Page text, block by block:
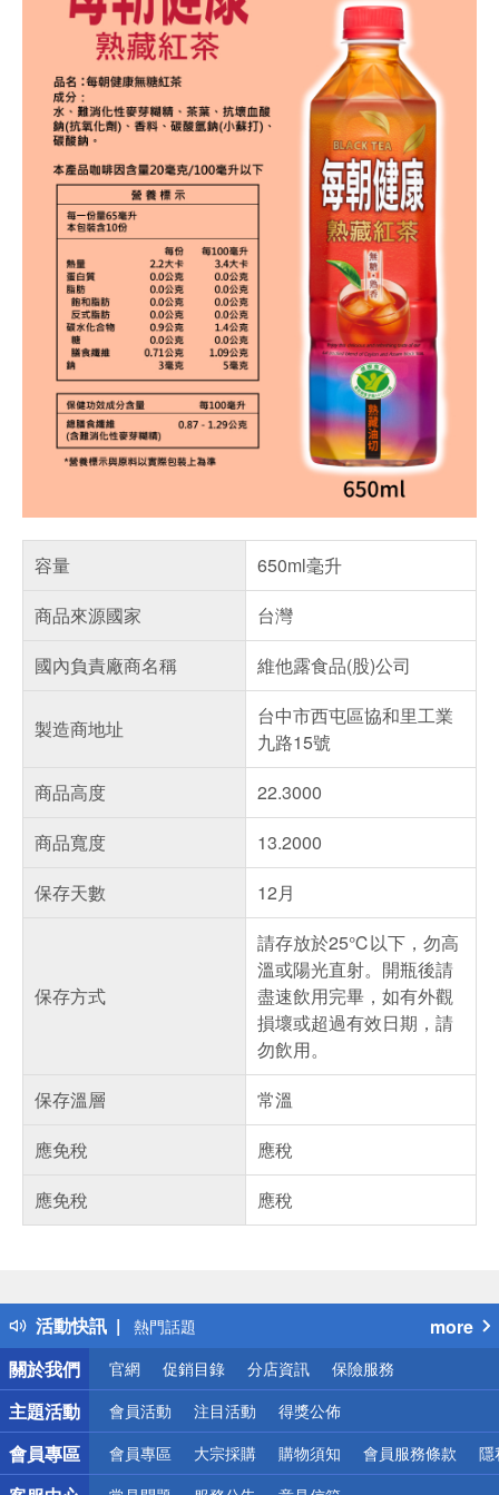
容量
650ml毫升
商品來源國家
台灣
國內負責廠商名稱
維他露食品(股)公司
製造商地址
台中市西屯區協和里工業
九路15號
商品高度
22.3000
商品寬度
13.2000
保存天數
12月
保存方式
請存放於25℃以下，勿高
溫或陽光直射。開瓶後請
盡速飲用完畢，如有外觀
損壞或超過有效日期，請
勿飲用。
保存溫層
常溫
應免稅
應稅
應免稅
應稅
活動快訊
得獎公告
熱門話題
銀行優惠
偏遠地區配送
詐騙網頁！請小心！
more
關於我們
官網 促銷目錄 分店資訊 保險服務
主題活動 會員活動 注目活動 得獎公佈
會員專區 會員專區 大宗採購 購物須知 會員服務條款 隱